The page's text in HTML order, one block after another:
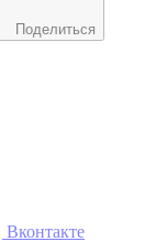
Поделиться
Вконтакте